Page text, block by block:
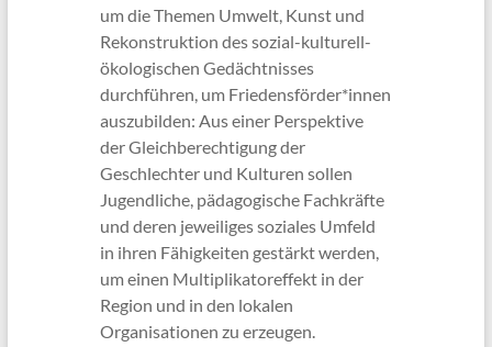
um die Themen Umwelt, Kunst und
Rekonstruktion des sozial-kulturell-
ökologischen Gedächtnisses
durchführen, um Friedensförder*innen
auszubilden: Aus einer Perspektive
der Gleichberechtigung der
Geschlechter und Kulturen sollen
Jugendliche, pädagogische Fachkräfte
und deren jeweiliges soziales Umfeld
in ihren Fähigkeiten gestärkt werden,
um einen Multiplikatoreffekt in der
Region und in den lokalen
Organisationen zu erzeugen.